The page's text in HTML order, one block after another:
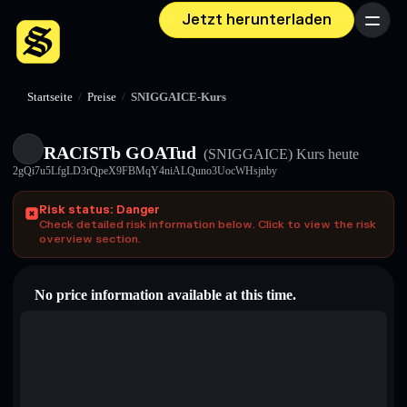
Jetzt herunterladen Menü
Startseite / Preise / SNIGGAICE-Kurs
RACISTb GOATud (SNIGGAICE) Kurs heute
2gQi7u5LfgLD3rQpeX9FBMqY4niALQuno3UocWHsjnby
Risk status: Danger
Check detailed risk information below. Click to view the risk
overview section.
No price information available at this time.